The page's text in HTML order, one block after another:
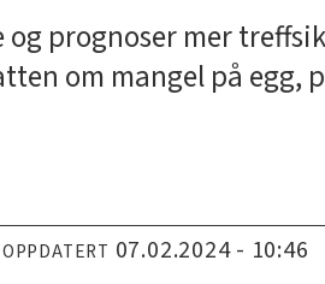
prognoser mer
om mangel på egg,
07.02.2024 - 10:46